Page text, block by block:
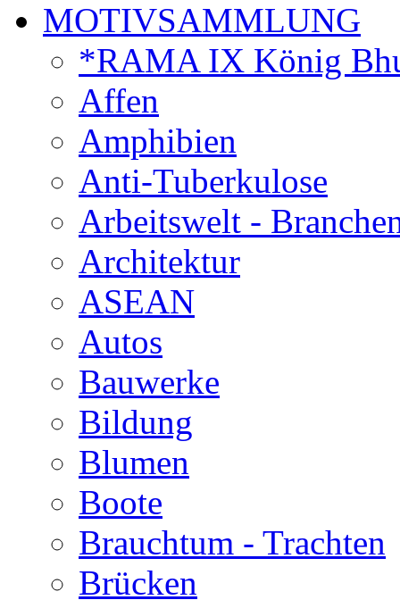
MOTIVSAMMLUNG
*RAMA IX König
Affen
Amphibien
Anti-Tuberkulose
Arbeitswelt -
Architektur
ASEAN
Autos
Bauwerke
Bildung
Blumen
Boote
Brauchtum - Trachten
Brücken